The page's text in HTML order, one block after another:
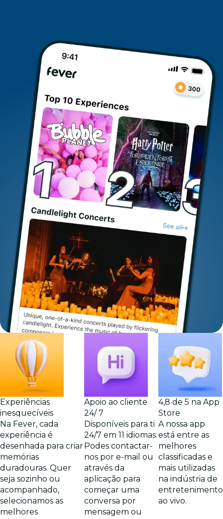
Experiências
inesquecíveis
Na Fever, cada
experiência é
desenhada para criar
memórias
duradouras. Quer
seja sozinho ou
acompanhado,
selecionamos as
melhores
Apoio ao cliente
24/ 7
Disponíveis para ti
24/7 em 11 idiomas.
Podes contactar-
nos por e-mail ou
através da
aplicação para
começar uma
conversa por
mensagem ou
4,8 de 5 na App
Store
A nossa app
está entre as
melhores
classificadas e
mais utilizadas
na indústria de
entretenimento
ao vivo.